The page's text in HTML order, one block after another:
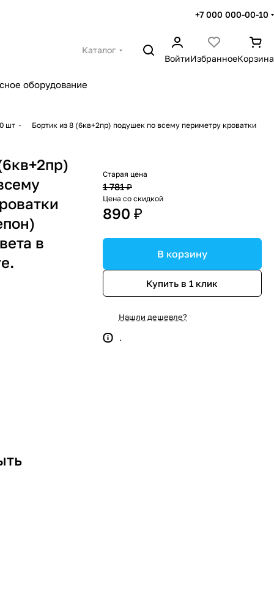
+7 000 000-00-10
Каталог
ВойтиИзбранноеКорзина
оборудование
шт Бортик из 8 (6кв+2пр) подушек по всему периметру кроватки
в
Старая цена
1 781 ₽
Цена со скидкой
890 ₽
В корзину
Купить в 1 клик
Нашли дешевле?
.